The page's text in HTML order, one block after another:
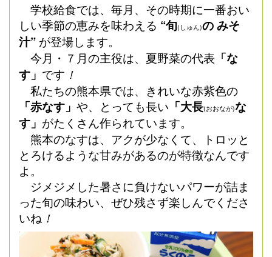
学校給食では、毎月、その時期に一番おい
しい季節の恵みを味わえる “旬(しゅん)の みそ
汁” が登場します。
今月・７月の主役は、夏野菜の代表 「な
す」 です ！
私たちの熊本県では、きれいな赤紫色の
「赤なす」 や、とっても長い 「大長(おおなが)な
す」 がたくさん作られています。
熊本のなすは、アクが少なくて、トロッと
とろけるような甘みがあるのが特徴なんです
よ。
ジメジメした暑さに負けないパワーが詰ま
った旬の味わい、ぜひ残さず楽しんでくださ
いね ！